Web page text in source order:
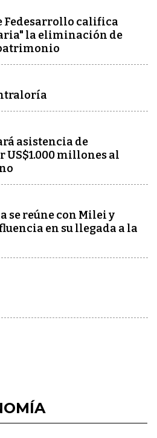
Fedesarrollo califica
la eliminación de
asistencia de
US$1.000 millones al
se reúne con Milei y
en su llegada a la